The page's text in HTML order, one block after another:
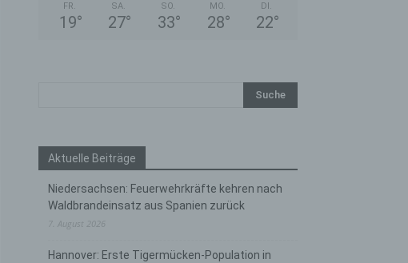
FR.
19°
SA.
27°
SO.
33°
MO.
28°
DI.
22°
Aktuelle Beiträge
Niedersachsen: Feuerwehrkräfte kehren nach
Waldbrandeinsatz aus Spanien zurück
7. August 2026
Hannover: Erste Tigermücken-Population in